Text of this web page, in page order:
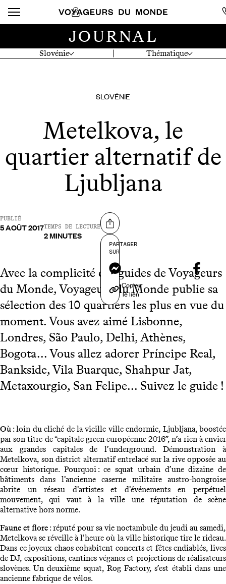
Slovénie Thématique
JOURNAL
SLOVÉNIE
Metelkova, le
quartier alternatif de
Ljubljana
PUBLIÉ
5 AOÛT 2017TEMPS DE LECTURE
2 MINUTES
Partager sur
PARTAGER
SUR
Messenger
Copier
le lien
Avec la complicité des guides de Voyageurs
du Monde, Voyageurs du Monde publie sa
sélection des 10 quartiers les plus en vue du
moment. Vous avez aimé Lisbonne,
Londres, São Paulo, Delhi, Athènes,
Bogota... Vous allez adorer Príncipe Real,
Bankside, Vila Buarque, Shahpur Jat,
Metaxourgio, San Felipe... Suivez le guide !
Où : loin du cliché de la vieille ville endormie, Ljubljana, boostée
par son titre de “capitale green européenne 2016”, n’a rien à envier
aux grandes capitales de l’underground. Démonstration à
Metelkova, son district alternatif entrelacé sur la rive opposée au
cœur historique. Pourquoi : ce squat urbain d’une dizaine de
bâtiments dans l’ancienne caserne militaire austro-hongroise
abrite un réseau d’artistes et d’événements en perpétuel
mouvement, qui vaut à la ville une réputation de scène
alternative hors norme.
Faune et flore : réputé pour sa vie noctambule du jeudi au samedi,
Metelkova se réveille à l’heure où la ville historique tire le rideau.
Dans ce joyeux chaos cohabitent concerts et fêtes endiablés, lives
de DJ, expositions, cantines véganes et projections de réalisateurs
slovènes. Un deuxième squat, Rog Factory, s’est établi dans une
ancienne fabrique de vélos.